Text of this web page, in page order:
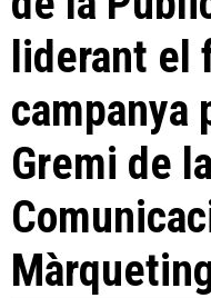
liderant el
campanya
Gremi de